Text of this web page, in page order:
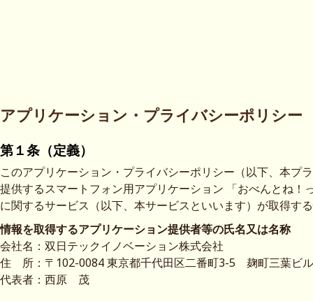
アプリケーション・プライバシーポリシー
第１条（定義）
このアプリケーション・プライバシーポリシー（以下、本プ
提供するスマートフォン用アプリケーション 「おべんとね
に関するサービス（以下、本サービスといいます）が取得す
情報を取得するアプリケーション提供者等の氏名又は名称
会社名：双日テックイノベーション株式会社
住 所：〒102-0084 東京都千代田区二番町3-5 麹町三葉ビ
代表者：西原 茂